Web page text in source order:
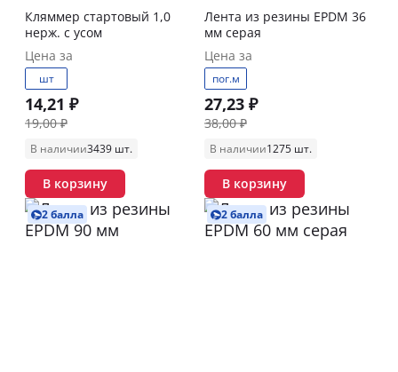
Кляммер стартовый 1,0
нерж. с усом
Цена за
шт
14,21 ₽
19,00 ₽
В наличии3439 шт.
В корзину
Лента из резины EPDM 36
мм серая
Цена за
пог.м
27,23 ₽
38,00 ₽
В наличии1275 шт.
В корзину
2 балла 2 балла